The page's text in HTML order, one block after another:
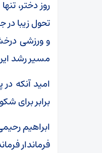
روز دختر،
تحول زیبا
و ورزشی
مسیر رشد
امید آنکه
برابر برای
ابراهیم
فرماندار